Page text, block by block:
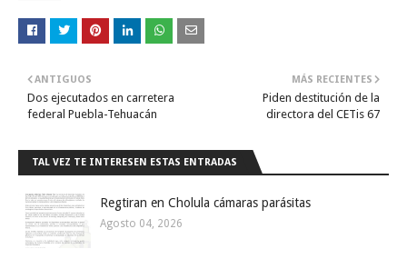
MÁS RECIENTES
Piden destitución de la
directora del CETis 67
ANTIGUOS
Dos ejecutados en carretera
federal Puebla-Tehuacán
TAL VEZ TE INTERESEN ESTAS ENTRADAS
Regtiran en Cholula cámaras parásitas
Agosto 04, 2026